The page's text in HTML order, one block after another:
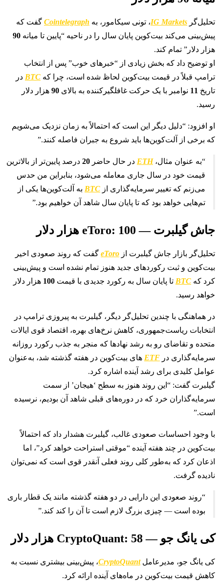
تحلیل‌گر IG Markets، تونی سیکامور، به Cointelegraph گفت که
پیش‌بینی می‌کند بیت‌کوین پایان سال را در ناحیه “پایین تا میانه 90
هزار دلار” تمام کند.
او توضیح داد که بخش زیادی از “خبرهای خوب” پس از انتخاب
ترامپ قبلاً در قیمت بیت‌کوین لحاظ شده است، چرا که BTC در
تاریخ 11 نوامبر با یک حرکت غافلگیرکننده به بالای 90 هزار دلار
رسید.
او افزود: “دلیل دیگر این است که احتمالاً به زمان نزدیک می‌شویم
که برخی از آلت‌کوین‌ها باید شروع به جبران فاصله کنند.”
“به عنوان مثال،ETH در حال حاضر 20 درصد پایین‌تر از بالاترین
قیمت خود در سال جاری معامله می‌شود، بنابراین من حدس
می‌زنم که تغییر سرمایه‌گذاری از BTC به آلت‌کوین‌ها یکی از
تم‌هایی خواهد بود که تا پایان سال شاهد آن خواهیم بود.”
جاش گیلبرت — eToro: 100 هزار دلار
تحلیل‌گر بازار جاش گیلبرت از eToro گفت که روند صعودی اخیر
بیت‌کوین و ثبت رکوردهای جدید هنوز تمام نشده است و پیش‌بینی
کرد که BTC تا پایان سال به رکورد جدیدی با قیمت 100 هزار دلار
خواهد رسید.
در هماهنگی با چندین تحلیل‌گر دیگر، گیلبرت به پیروزی ترامپ در
انتخابات ریاست‌جمهوری، کاهش نرخ‌های بهره، اقتصاد قوی ایالات
متحده و تقاضای رو به رشد نهادها که منجر به جذب رکورد روزانه
سرمایه‌گذاری در ETF های بیت‌کوین در هفته گذشته شد، به‌عنوان
عوامل کلیدی برای رشد آینده اشاره کرد.
گیلبرت گفت: “این روند هنوز به سطح ‘هیجان’ از سمت
سرمایه‌گذاران خرد که در دوره‌های قبلی شاهد آن بودیم، نرسیده
است.”
با وجود احساسات صعودی غالب، گیلبرت هشدار داد که احتمالاً
بیت‌کوین در چند هفته آینده “موقتی استراحت خواهد کرد”، اما
اذعان کرد که به‌طور کلی روند فعلی آنقدر قوی است که نمی‌توان
نادیده گرفت.
“روند صعودی این دارایی در دو هفته گذشته مانند یک قطار باری
بوده است — چیزی بزرگ لازم است تا آن را کند کند.”
کی یانگ جو — CryptoQuant: 58 هزار دلار
کی یانگ جو، مدیرعاملCryptoQuant، پیش‌بینی بیشتری نسبت به
کاهش قیمت بیت‌کوین در ماه‌های آینده ارائه کرد.